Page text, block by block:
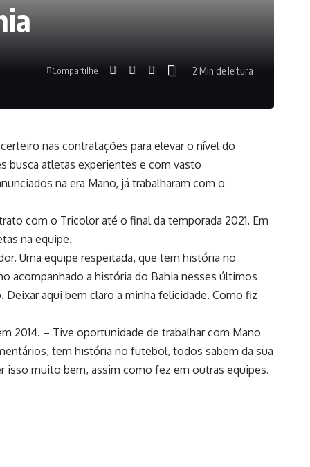
Compartilhe 2 Min de leitura
nas contratações para elevar o nível do
busca atletas experientes e com vasto
na era Mano, já trabalharam com o
com o Tricolor até o final da temporada 2021. Em
na equipe.
Uma equipe respeitada, que tem história no
acompanhado a história do Bahia nesses últimos
aqui bem claro a minha felicidade. Como fiz
2014. – Tive oportunidade de trabalhar com Mano
tem história no futebol, todos sabem da sua
isso muito bem, assim como fez em outras equipes.